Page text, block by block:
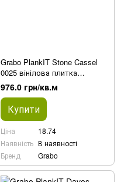
Grabo PlankIT Stone Cassel
0025 вінілова плитка
клейова
976.0 грн/кв.м
Купити
Ціна
18.74
Наявність В наявності
Бренд
Grabo